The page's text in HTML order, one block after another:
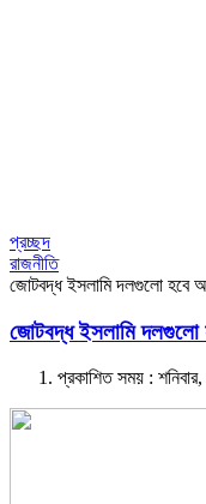
প্রচ্ছদ
রাজনীতি
জোটবদ্ধ ইসলামি দলগুলো হবে
জোটবদ্ধ ইসলামি দলগুলো
প্রকাশিত সময় :